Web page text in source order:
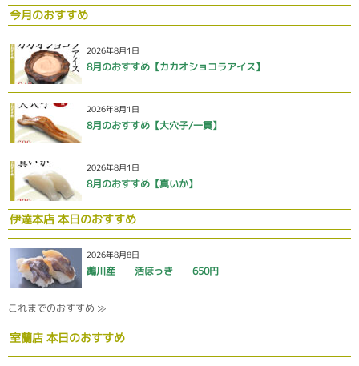
今月のおすすめ
2026年8月1日
8月のおすすめ【カカオショコラアイス】
2026年8月1日
8月のおすすめ【大穴子/一貫】
2026年8月1日
8月のおすすめ【真いか】
伊達本店 本日のおすすめ
2026年8月8日
鵡川産 活ほっき 650円
これまでのおすすめ ≫
室蘭店 本日のおすすめ